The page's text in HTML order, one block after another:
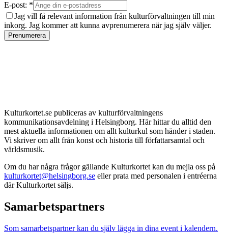
E-post: *
Jag vill få relevant information från kulturförvaltningen till min
inkorg. Jag kommer att kunna avprenumerera när jag själv väljer.
Prenumerera
Kulturkortet.se publiceras av kulturförvaltningens
kommunikationsavdelning i Helsingborg. Här hittar du alltid den
mest aktuella informationen om allt kulturkul som händer i staden.
Vi skriver om allt från konst och historia till författarsamtal och
världsmusik.
Om du har några frågor gällande Kulturkortet kan du mejla oss på
kulturkortet@helsingborg.se eller prata med personalen i entréerna
där Kulturkortet säljs.
Samarbetspartners
Som samarbetspartner kan du själv lägga in dina event i kalendern.